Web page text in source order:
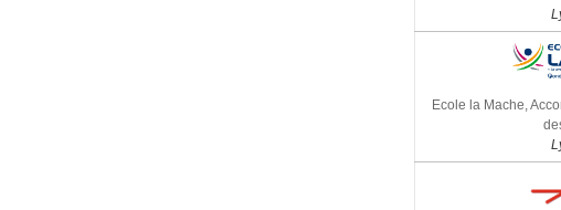
Ecole la Mache,